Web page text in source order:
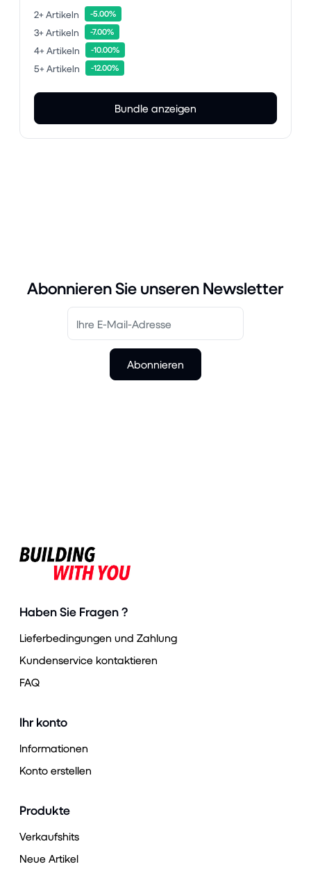
2+ Artikeln
-5.00%
3+ Artikeln -7.00%
4+ Artikeln -10.00%
5+ Artikeln -12.00%
Bundle anzeigen
Abonnieren Sie unseren Newsletter
Abonnieren
Haben Sie Fragen ?
Lieferbedingungen und Zahlung
Kundenservice kontaktieren
FAQ
Ihr konto
Informationen
Konto erstellen
Produkte
Verkaufshits
Neue Artikel